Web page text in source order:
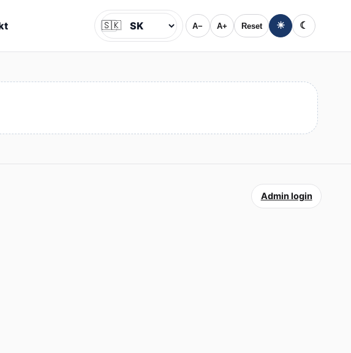
Jazyk
🇸🇰 A− A+ Reset ☀ ☾
Admin login